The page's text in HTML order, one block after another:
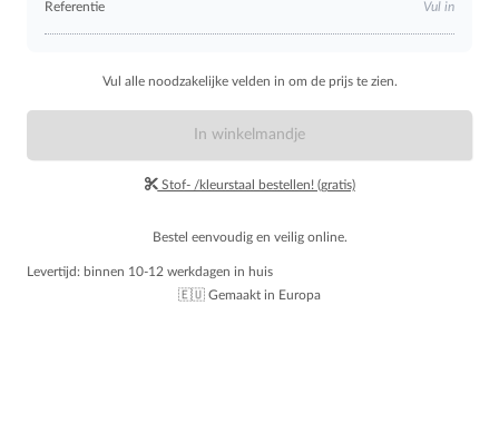
Referentie Vul in
Vul alle noodzakelijke velden in om de prijs te zien.
In winkelmandje
Stof- /kleurstaal bestellen! (gratis)
Bestel eenvoudig en veilig online.
Levertijd: binnen 10-12 werkdagen in huis
🇪🇺 Gemaakt in Europa